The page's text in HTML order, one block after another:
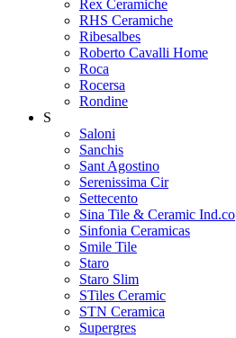
Rex Ceramiche
RHS Ceramiche
Ribesalbes
Roberto Cavalli Home
Roca
Rocersa
Rondine
S
Saloni
Sanchis
Sant Agostino
Serenissima Cir
Settecento
Sina Tile & Ceramic Ind.co
Sinfonia Ceramicas
Smile Tile
Staro
Staro Slim
STiles Ceramic
STN Ceramica
Supergres